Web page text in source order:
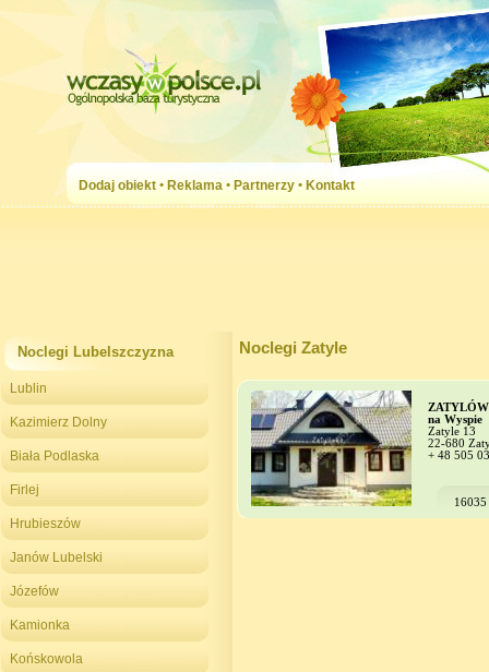
Dodaj obiekt • Reklama • Partnerzy • Kontakt
Noclegi Lubelszczyzna
Lublin
Kazimierz Dolny
Biała Podlaska
Firlej
Hrubieszów
Janów Lubelski
Józefów
Kamionka
Końskowola
Noclegi Zatyle
na Wyspie
Zatyle 13
22-680
+ 48 505
16035